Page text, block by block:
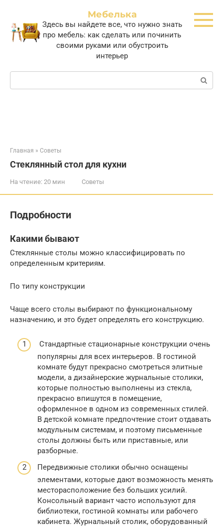
контенту
Мебелька
Здесь вы найдете все, что нужно знать
про мебель: как сделать или починить
своими руками или обустроить
интерьер
Поиск:
Главная » Советы
Стеклянный стол для кухни
На чтение: 20 мин Советы
Подробности
Какими бывают
Стеклянные столы можно классифицировать по
определенным критериям.
По типу конструкции
Чаще всего столы выбирают по функциональному
назначению, и это будет определять его конструкцию.
Стандартные стационарные конструкции очень
популярны для всех интерьеров. В гостиной
комнате будут прекрасно смотреться элитные
модели, а дизайнерские журнальные столики,
которые полностью выполнены из стекла,
прекрасно впишутся в помещение,
оформленное в одном из современных стилей.
В детской комнате предпочтение стоит отдавать
модульным системам, и поэтому письменные
столы должны быть или приставные, или
разборные.
Передвижные столики обычно оснащены
элементами, которые дают возможность менять
месторасположение без больших усилий.
Консольный вариант часто используют для
библиотеки, гостиной комнаты или рабочего
кабинета. Журнальный столик, оборудованный